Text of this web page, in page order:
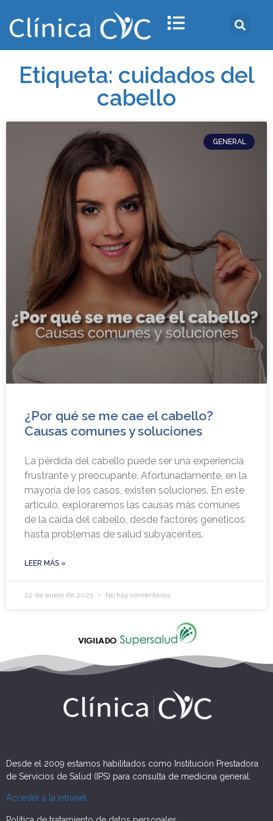
Etiqueta: cuidados del
cabello
GENERAL
¿Por qué se me cae el cabello?
Causas comunes y soluciones
La pérdida del cabello puede ser una experiencia
frustrante y preocupante. Afortunadamente, en la
mayoría de los casos, existen soluciones. En este
artículo, exploraremos las causas más comunes
de la caída del cabello, desde factores genéticos
hasta problemas de salud subyacentes.
LEER MÁS »
22 de enero de 2025 No hay comentarios
Desde el 2009 estamos habilitados como Institución Prestadora
de Servicios de Salud (IPS) para consulta de medicina general.
Acceder a la intranet